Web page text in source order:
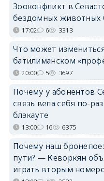
Зооконфликт в
бездомных животных
17:02 6 3313
Что может
батилиманском
20:00 5 3697
Почему у абонентов
связь вела себя по-
блэкауте
13:00 16 6375
Почему наш
пути? — Кеворкян
играть вторым